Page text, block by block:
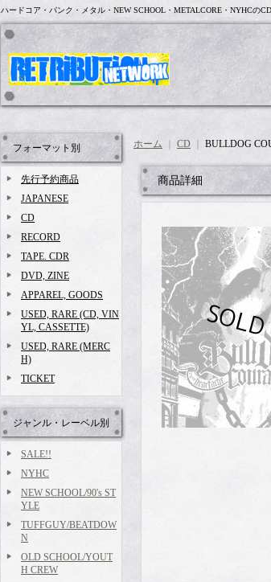
ハードコア・パンク・メタル・NEW SCHOOL・METALCORE・NYHCの
フォーマット別
先行予約商品
JAPANESE
CD
RECORD
TAPE. CDR
DVD, ZINE
APPAREL, GOODS
USED, RARE (CD, VIN
YL, CASSETTE)
USED, RARE (MERC
H)
TICKET
ジャンル・レーベル別
SALE!!
NYHC
NEW SCHOOL/90's ST
YLE
TUFFGUY/BEATDOW
N
OLD SCHOOL/YOUT
H CREW
ホーム CD BULLDOG
商品詳細